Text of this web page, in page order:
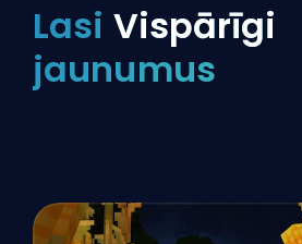
Lasi Vispārīgi
jaunumus